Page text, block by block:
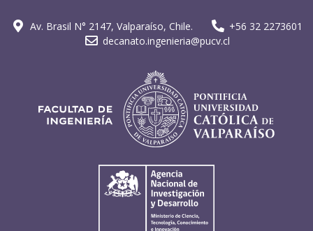
Av. Brasil N° 2147, Valparaíso, Chile.
+56 32 2273601
decanato.ingenieria@pucv.cl